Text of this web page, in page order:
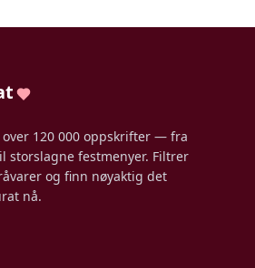
120 000 oppskrifter — fra
storslagne festmenyer. Filtrer
og finn nøyaktig det
nå.